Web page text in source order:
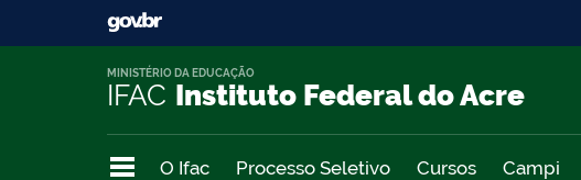
IFAC Instituto Federal do Acre
MINISTÉRIO DA EDUCAÇÃO
O Ifac Processo Seletivo Cursos Campi